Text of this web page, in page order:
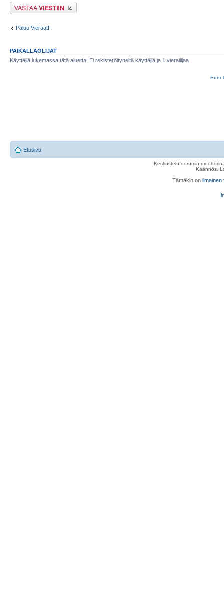
Lähetä vastaus
Paluu Vieraat!!
PAIKALLAOLIJAT
Käyttäjiä lukemassa tätä aluetta: Ei rekisteröityneitä käyttäjiä ja 1 vierailijaa
Error
Etusivu
Keskustelufoorumin
Käännös,
Tämäkin on ilmainen